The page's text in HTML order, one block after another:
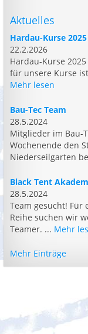
Aktuelles
Hardau-Kurse 2025
22.2.2026
Hardau-Kurse
für unsere Kurse
Mehr lesen
Bau-Tec Team
28.5.2024
Mitglieder im Bau-
Wochenende den
Niederseilgarten
Black Tent
28.5.2024
Team gesucht! Für
Reihe suchen wir
Teamer. ... Mehr
Mehr Einträge